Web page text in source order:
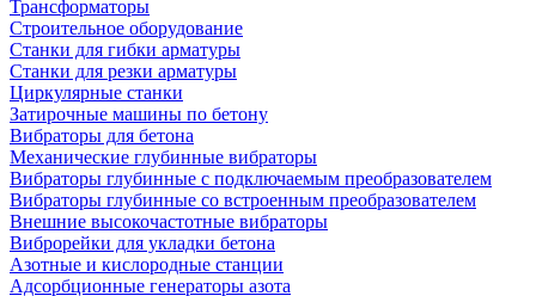
Трансформаторы
Строительное оборудование
Станки для гибки арматуры
Станки для резки арматуры
Циркулярные станки
Затирочные машины по бетону
Вибраторы для бетона
Механические глубинные вибраторы
Вибраторы глубинные с подключаемым преобразователем
Вибраторы глубинные со встроенным преобразователем
Внешние высокочастотные вибраторы
Виброрейки для укладки бетона
Азотные и кислородные станции
Адсорбционные генераторы азота